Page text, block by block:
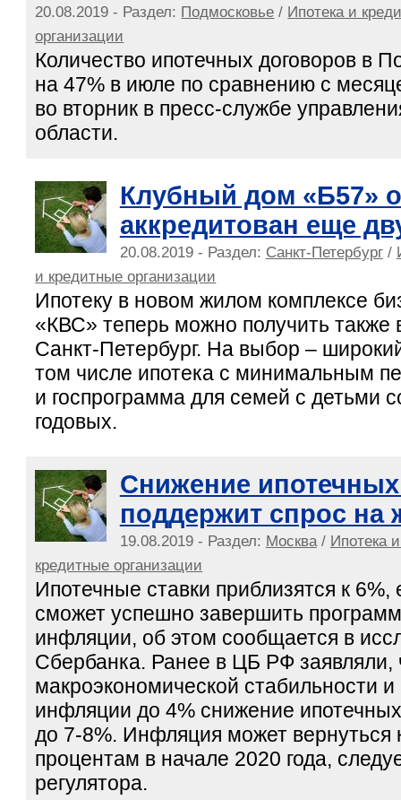
20.08.2019 - Раздел: Подмосковье / Ипотека и
организации
Количество ипотечных договоров в
на 47% в июле по сравнению с
во вторник в пресс-службе
области.
Клубный дом «Б57»
аккредитован еще
20.08.2019 - Раздел: Санкт-Петербург/
и кредитные организации
Ипотеку в новом жилом комплексе
«КВС» теперь можно получить также
Санкт-Петербург. На выбор –
том числе ипотека с минимальным
и госпрограмма для семей с детьми
годовых.
Снижение ипотечных
поддержит спрос на
19.08.2019 - Раздел: Москва/ Ипотека
кредитные организации
Ипотечные ставки приблизятся к
сможет успешно завершить
инфляции, об этом сообщается в
Сбербанка. Ранее в ЦБ РФ заявляли,
макроэкономической стабильности
инфляции до 4% снижение
до 7-8%. Инфляция может вернуться
процентам в начале 2020 года,
регулятора.